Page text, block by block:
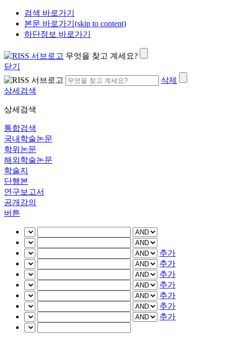
검색 바로가기
본문 바로가기(skip to content)
하단정보 바로가기
무엇을 찾고 계세요?
닫기
삭제
상세검색
상세검색
통합검색
국내학술논문
학위논문
해외학술논문
학술지
단행본
연구보고서
공개강의
버튼
추가
추가
추가
추가
추가
추가
추가